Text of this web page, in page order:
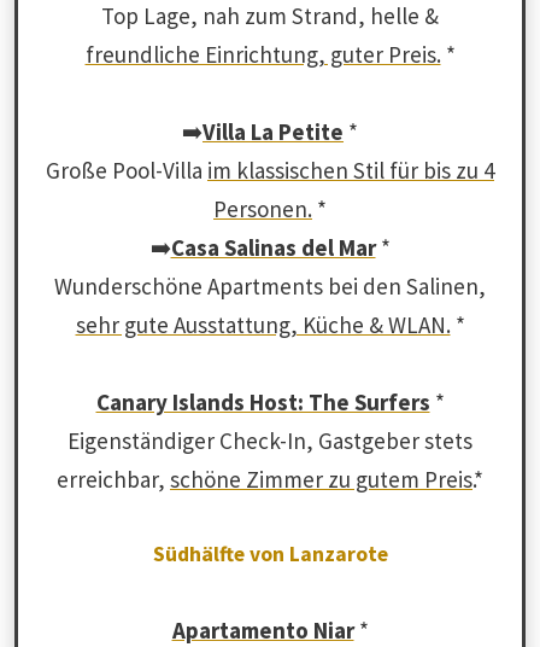
Top Lage, nah zum Strand, helle &
freundliche Einrichtung, guter Preis.*
➡️Villa La Petite *
Große Pool-Villa im klassischen Stil für bis zu 4
Personen. *
➡️Casa Salinas del Mar*
Wunderschöne Apartments bei den Salinen,
sehr gute Ausstattung, Küche & WLAN.*
Canary Islands Host: The Surfers *
Eigenständiger Check-In, Gastgeber stets
erreichbar, schöne Zimmer zu gutem Preis.*
Südhälfte von Lanzarote
Apartamento Niar*